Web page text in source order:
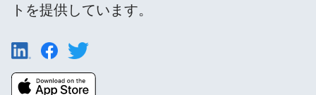
トを提供しています。